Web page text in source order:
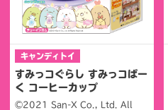
キャンディトイ
すみっコぐらし すみっコぱー
く コーヒーカップ
©2021 San-X Co., Ltd. All